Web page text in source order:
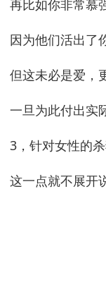
再比如你非常慕
因为他们活出了
但这未必是爱，
一旦为此付出实
3，针对女性的
这一点就不展开